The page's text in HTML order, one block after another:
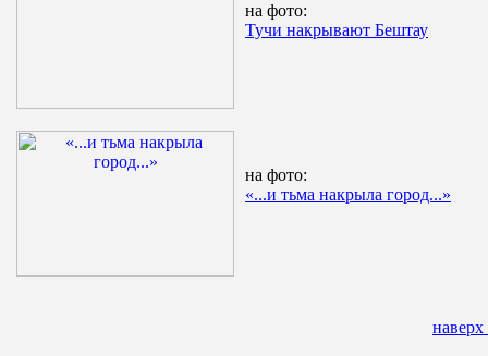
на фото:
Тучи накрывают Бештау
на фото:
«...и тьма накрыла город...»